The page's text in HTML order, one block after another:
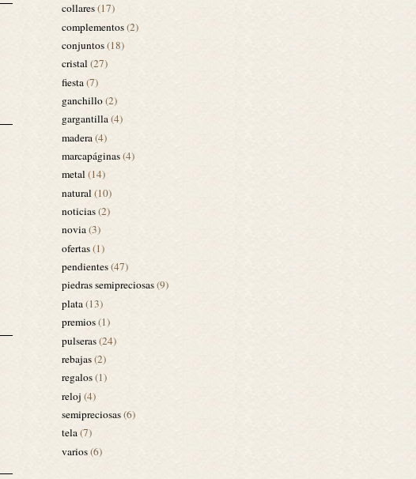
collares(17)
complementos(2)
conjuntos(18)
cristal(27)
fiesta(7)
ganchillo(2)
gargantilla(4)
madera(4)
marcapáginas(4)
metal(14)
natural(10)
noticias(2)
novia(3)
ofertas(1)
pendientes(47)
piedras semipreciosas(9)
plata(13)
premios(1)
pulseras(24)
rebajas(2)
regalos(1)
reloj (4)
semipreciosas(6)
tela(7)
varios(6)